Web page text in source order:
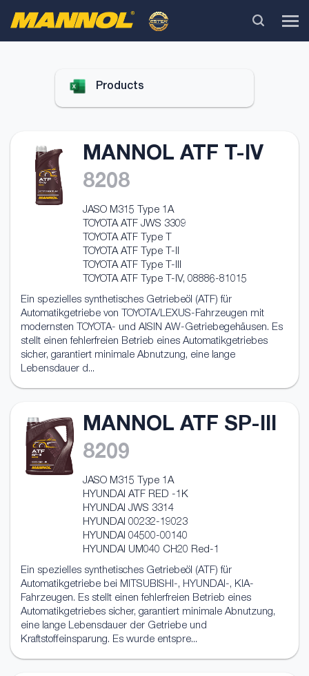
Products
MANNOL ATF T-IV
8208
JASO M315 Type 1A
TOYOTA ATF JWS 3309
TOYOTA ATF Type T
TOYOTA ATF Type T-II
TOYOTA ATF Type T-III
TOYOTA ATF Type T-IV, 08886-81015
Ein spezielles synthetisches Getriebeöl (ATF) für
Automatikgetriebe von TOYOTA/LEXUS-Fahrzeugen mit
modernsten TOYOTA- und AISIN AW-Getriebegehäusen. Es
stellt einen fehlerfreien Betrieb eines Automatikgetriebes
sicher, garantiert minimale Abnutzung, eine lange
Lebensdauer d...
MANNOL ATF SP-III
8209
JASO M315 Type 1A
HYUNDAI ATF RED -1K
HYUNDAI JWS 3314
HYUNDAI 00232-19023
HYUNDAI 04500-00140
HYUNDAI UM040 CH20 Red-1
Ein spezielles synthetisches Getriebeöl (ATF) für
Automatikgetriebe bei MITSUBISHI-, HYUNDAI-, KIA-
Fahrzeugen. Es stellt einen fehlerfreien Betrieb eines
Automatikgetriebes sicher, garantiert minimale Abnutzung,
eine lange Lebensdauer der Getriebe und
Kraftstoffeinsparung. Es wurde entspre...